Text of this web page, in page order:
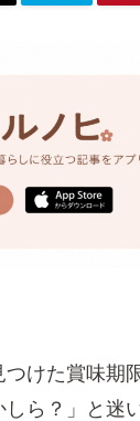
けた賞味期
しら？」と迷